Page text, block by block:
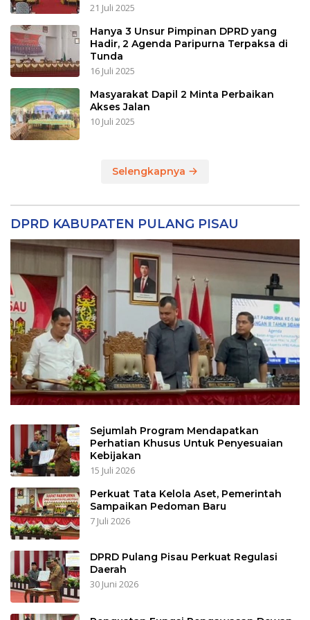
21 Juli 2025
Hanya 3 Unsur Pimpinan DPRD yang
Hadir, 2 Agenda Paripurna Terpaksa di
Tunda
16 Juli 2025
Masyarakat Dapil 2 Minta Perbaikan
Akses Jalan
10 Juli 2025
Selengkapnya
DPRD KABUPATEN PULANG PISAU
Sejumlah Program Mendapatkan
Perhatian Khusus Untuk Penyesuaian
Kebijakan
15 Juli 2026
Perkuat Tata Kelola Aset, Pemerintah
Sampaikan Pedoman Baru
7 Juli 2026
DPRD Pulang Pisau Perkuat Regulasi
Daerah
30 Juni 2026